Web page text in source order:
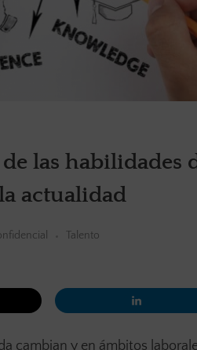
las habilidades
actualidad
Talento
cambian y en ámbitos